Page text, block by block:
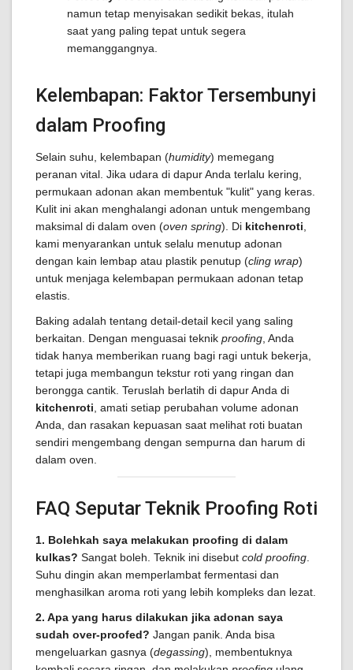
namun tetap menyisakan sedikit bekas, itulah
saat yang paling tepat untuk segera
memanggangnya.
Kelembapan: Faktor Tersembunyi
dalam Proofing
Selain suhu, kelembapan (humidity) memegang
peranan vital. Jika udara di dapur Anda terlalu kering,
permukaan adonan akan membentuk "kulit" yang keras.
Kulit ini akan menghalangi adonan untuk mengembang
maksimal di dalam oven (oven spring). Di kitchenroti
kami menyarankan untuk selalu menutup adonan
dengan kain lembap atau plastik penutup (cling wrap)
untuk menjaga kelembapan permukaan adonan tetap
elastis.
Baking adalah tentang detail-detail kecil yang saling
berkaitan. Dengan menguasai teknik proofing , Anda
tidak hanya memberikan ruang bagi ragi untuk bekerja,
tetapi juga membangun tekstur roti yang ringan dan
berongga cantik. Teruslah berlatih di dapur Anda di
kitchenroti , amati setiap perubahan volume adonan
Anda, dan rasakan kepuasan saat melihat roti buatan
sendiri mengembang dengan sempurna dan harum di
dalam oven.
FAQ Seputar Teknik Proofing Roti
1. Bolehkah saya melakukan proofing di dalam
kulkas? Sangat boleh. Teknik ini disebut cold proofing
Suhu dingin akan memperlambat fermentasi dan
menghasilkan aroma roti yang lebih kompleks dan lezat.
2. Apa yang harus dilakukan jika adonan saya
sudah over-proofed? Jangan panik. Anda bisa
mengeluarkan gasnya (degassing), membentuknya